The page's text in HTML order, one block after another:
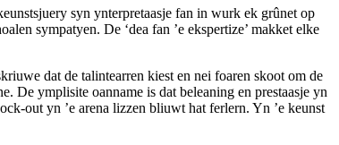
syn ynterpretaasje fan in wurk ek grûnet op
sympatyen. De ‘dea fan ’e ekspertize’ makket elke
dat de talintearren kiest en nei foaren skoot om de
De ymplisite oanname is dat beleaning en prestaasje yn
out yn ’e arena lizzen bliuwt hat ferlern. Yn ’e keunst